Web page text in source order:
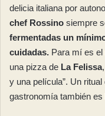
delicia italiana por
chef Rossino siempre
fermentadas un
cuidadas. Para mí es
una pizza de La Felissa
y una película”. Un
gastronomía también es